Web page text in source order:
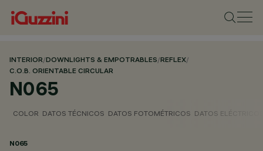
INTERIOR/DOWNLIGHTS & EMPOTRABLES/REFLEX/
C.O.B. ORIENTABLE CIRCULAR
N065
COLOR DATOS TÉCNICOS DATOS FOTOMÉTRICOS DATOS
N065